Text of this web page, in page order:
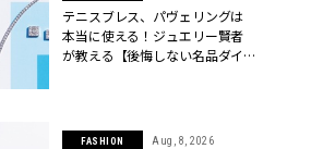
テニスブレス、パヴェリングは
本当に使える！ジュエリー賢者
が教える【後悔しない名品ダイ
FASHION Aug, 8, 2026